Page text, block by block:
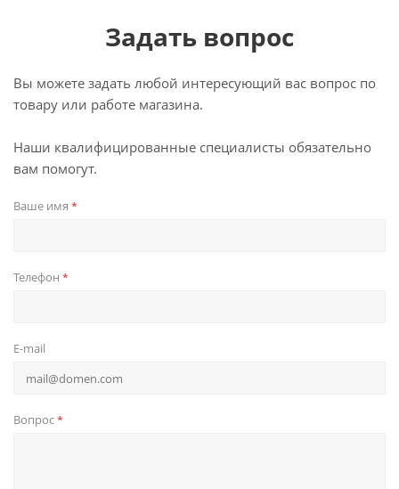
Задать вопрос
Вы можете задать любой интересующий вас вопрос по
товару или работе магазина.
Наши квалифицированные специалисты обязательно
вам помогут.
Ваше имя *
Телефон *
E-mail
Вопрос*